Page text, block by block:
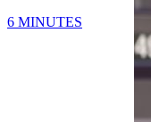
6 MINUTES